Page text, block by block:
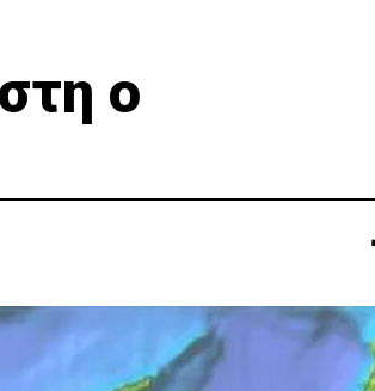
o